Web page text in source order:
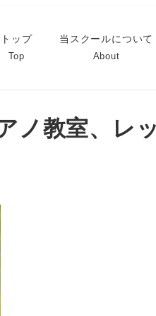
トップ
Top
当スクールについて
About
ノ教室、レ